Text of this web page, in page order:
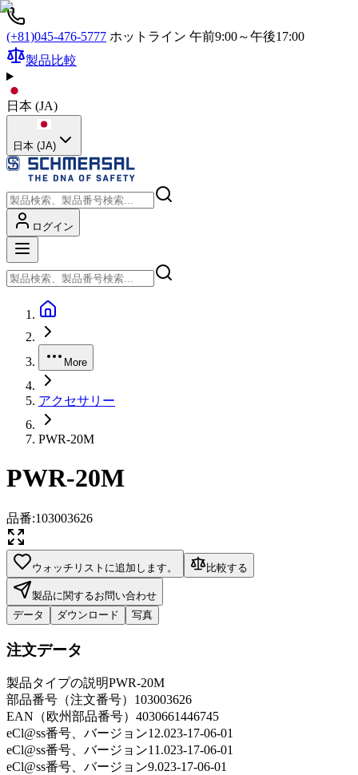
(+81)045-476-5777 ホットライン 午前9:00～午後17:00
製品比較
日本 (JA)
日本 (JA)
ログイン
More
アクセサリー
PWR-20M
PWR-20M
品番:103003626
ウォッチリストに追加します。 比較する
製品に関するお問い合わせ
データ
ダウンロード 写真
注文データ
製品タイプの説明PWR-20M
部品番号（注文番号） 103003626
EAN（欧州部品番号） 4030661446745
eCl@ss番号、バージョン12.023-17-06-01
eCl@ss番号、バージョン11.023-17-06-01
eCl@ss番号、バージョン9.023-17-06-01